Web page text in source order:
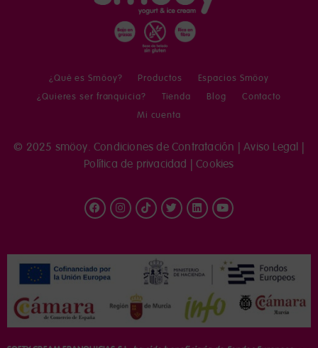
¿Qué es Smöoy? Productos
Espacios Smöoy
¿Quieres ser franquicia?
Tienda Blog
Contacto
Mi cuenta
© 2025 smöoy.Condiciones de Contratación |Aviso Legal |
Política de privacidad |Cookies